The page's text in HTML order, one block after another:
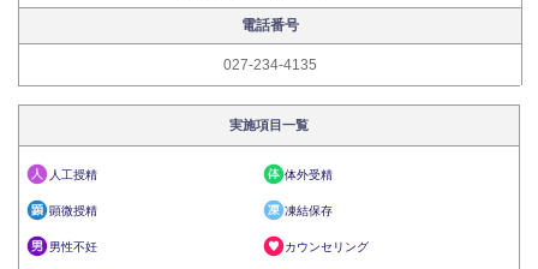
電話番号
027-234-4135
実施項目一覧
人工授精 体外受精
顕微授精 凍結保存
男性不妊 カウンセリング